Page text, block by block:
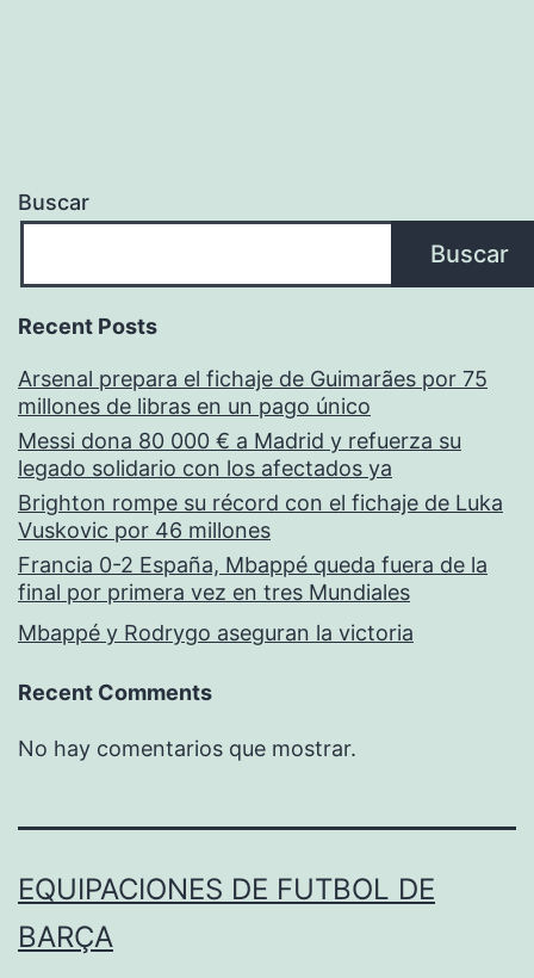
Buscar
Buscar
Recent Posts
Arsenal prepara el fichaje de Guimarães por 75
millones de libras en un pago único
Messi dona 80 000 € a Madrid y refuerza su
legado solidario con los afectados ya
Brighton rompe su récord con el fichaje de Luka
Vuskovic por 46 millones
Francia 0-2 España, Mbappé queda fuera de la
final por primera vez en tres Mundiales
Mbappé y Rodrygo aseguran la victoria
Recent Comments
No hay comentarios que mostrar.
EQUIPACIONES DE FUTBOL DE
BARÇA